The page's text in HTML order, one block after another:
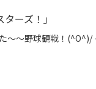
ーズ！」